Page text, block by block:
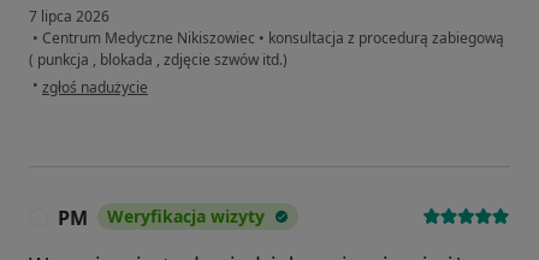
7 lipca 2026
• Centrum Medyczne Nikiszowiec • konsultacja z procedurą zabiegową
( punkcja , blokada , zdjęcie szwów itd.)
• w opinii użytkownika MG
zgłoś nadużycie
PM Weryfikacja wizyty